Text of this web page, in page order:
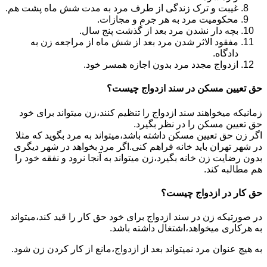
غیبت و ترک زندگی از طرف مرد به مدت شش ماه پشت هم.
محکومیت مرد به هر جرم و مجازات.
بچه دار نشدن مرد بعد از گذشت پنج سال.
مفقود الاثر شدن مرد بعد از شش ماه از مراجعه زن به
دادگاه.
ازدواج مجدد مرد بدون اجازه همسر خود.
حق تعیین مسکن در سند ازدواج چیست؟
زمانیکه میخواهند سند ازدواج را تنظیم کنند،زن میتواند برای خود
حق تعیین مسکن را در نظر بگیرد.
اگر زن حق تعیین مسکن داشته باشد،میتواند به مرد بگوید که مثلا
در شهر تهران باید خانه فراهم کنی.اگر مرد بخواهد در شهر دیگری
بدون رضایت زن خانه بگیرد،زن میتواند به آنجا نرود و نفقه خود را
هم مطالبه کند.
حق کار در ازدواج چیست؟
در صورتیکه زن در سند ازدواج برای خود حق کار را قید کند،میتواند
به هرکاری میخواهد،اشتغال داشته باشد.
به هیچ عنوان مرد نمیتواند بعد از ازدواج،مانع از کار کردن زن شود.